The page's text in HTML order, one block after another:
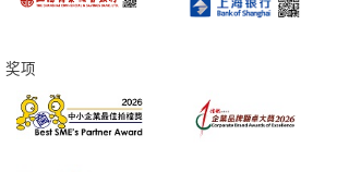
奖项